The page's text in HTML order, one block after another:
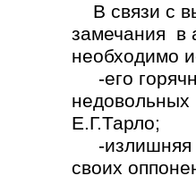
В связи с
замечания в
необходимо
-его
Е.Г.Тарло;
-излишняя
своих